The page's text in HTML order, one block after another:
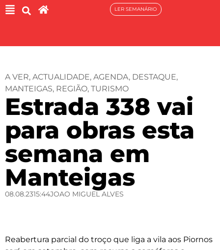
LER SEMANÁRIO
A VER, ACTUALIDADE, AGENDA, DESTAQUE,
MANTEIGAS, REGIÃO, TURISMO
Estrada 338 vai
para obras esta
semana em
Manteigas
08.08.2315:44JOAO MIGUEL ALVES
Reabertura parcial do troço que liga a vila aos Piornos